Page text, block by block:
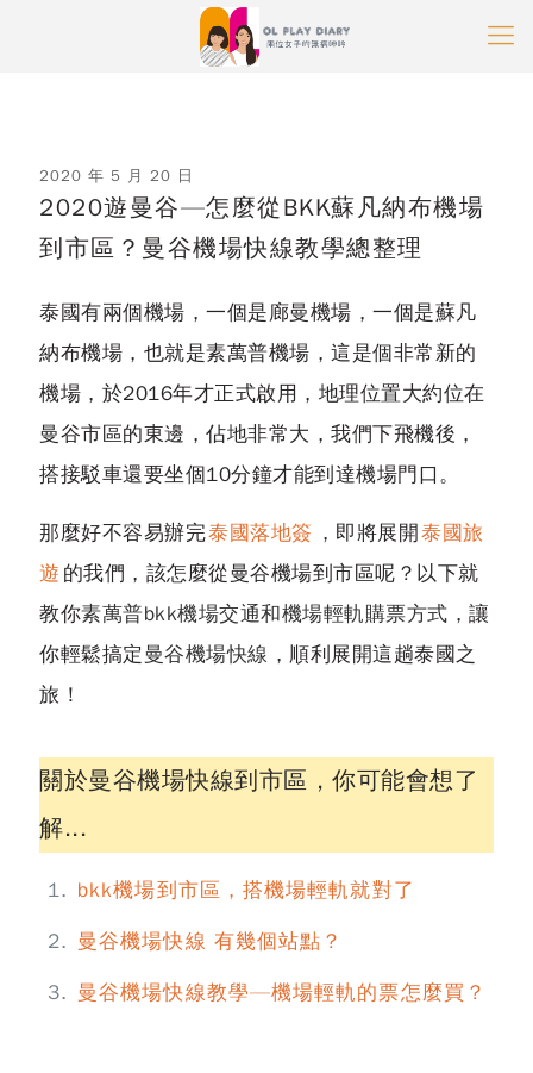
2020 年 5 月 20 日
2020遊曼谷—怎麼從BKK蘇凡納布機場
到市區？曼谷機場快線教學總整理
泰國有兩個機場，一個是廊曼機場，一個是蘇凡
納布機場，也就是素萬普機場，這是個非常新的
機場，於2016年才正式啟用，地理位置大約位在
曼谷市區的東邊，佔地非常大，我們下飛機後，
搭接駁車還要坐個10分鐘才能到達機場門口。
那麼好不容易辦完泰國落地簽 ，即將展開泰國旅
遊 的我們，該怎麼從曼谷機場到市區呢？以下就
教你素萬普bkk機場交通和機場輕軌購票方式 ，讓
你輕鬆搞定曼谷機場快線 ，順利展開這趟泰國之
旅！
關於曼谷機場快線到市區，你可能會想了
解...
bkk機場到市區，搭機場輕軌就對了
曼谷機場快線 有幾個站點？
曼谷機場快線教學—機場輕軌的票怎麼買？